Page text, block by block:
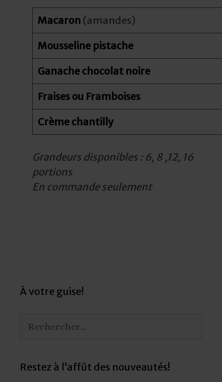
Macaron (amandes)
Mousseline pistache
Ganache chocolat noire
Fraises ou Framboises
Crème chantilly
Grandeurs disponibles : 6, 8 ,12, 16
portions
En commande seulement
À votre guise!
Restez à l’affût des nouveautés!